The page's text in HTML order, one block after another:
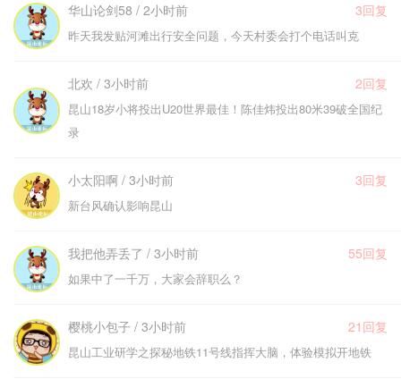
华山论剑58 / 2小时前 3回复
昨天我发贴河滩出行安全问题，今天村委会打个电话叫克
北欢 / 3小时前 2回复
昆山18岁小将投出U20世界最佳！陈佳炜投出80米39破全国纪
录
小太阳啊 / 3小时前 3回复
新台风确认影响昆山
我把他弄丢了 / 3小时前 55回复
如果中了一千万，大家会辞职么？
樱桃小包子 / 3小时前 21回复
昆山工业研学之探秘地铁11号线指挥大脑，体验模拟开地铁